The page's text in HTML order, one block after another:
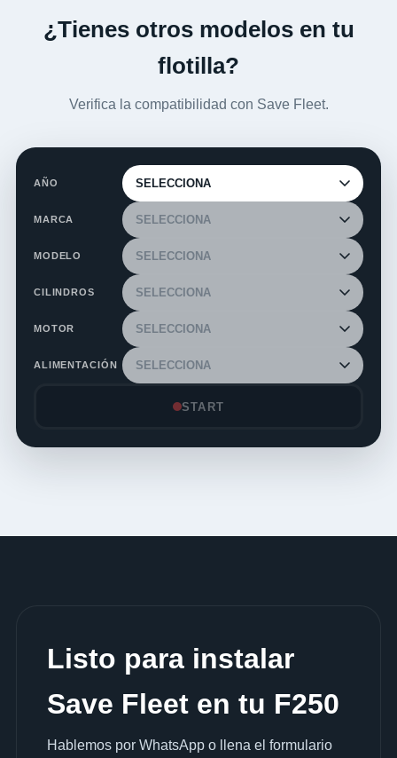
¿Tienes otros modelos en tu
flotilla?
Verifica la compatibilidad con Save Fleet.
AÑO
MARCA
MODELO
CILINDROS
MOTOR
ALIMENTACIÓN
START
Listo para instalar
Save Fleet en tu F250
Hablemos por WhatsApp o llena el formulario